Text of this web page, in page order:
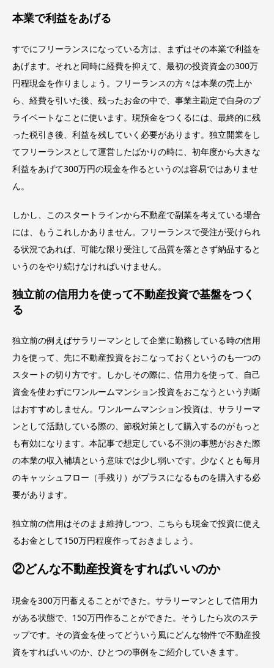
本業で利益をあげる
すでにフリーランスになっている方は、まずはその本業で利益を
あげます。それと同時に経費を抑えて、最初の投資資金の300万
円程現金を作りましょう。フリーランスの方々は本業の売上か
ら、経費を引いた後、残ったお金の中で、事業主勘定で自身のプ
ライベートなことに使います。現預金をつくるには、最終的に残
った税引き後、利益を残していく必要があります。独立開業をし
てフリーランスとして運営したばかりの時に、初年度から大きな
利益をあげて300万円の現金を作るというのは容易ではありませ
ん。
しかし、このスタートラインから不動産で副業を考えている場合
には、もうこれしかありません。フリーランスで受注が受けられ
る状況であれば、可能な限り受注して品質を落とさず納品すると
いうのをやり続けなければいけません。
独立前の信用力を使って不動産投資で基盤をつく
る
独立前の例えばサラリーマンとして企業に勤務している時の信用
力を使って、先に不動産投資をおこなっておくというのも一つの
スタートの切り方です。しかしその際に、信用力を使って、自己
資金を使わずにワンルームマンション投資をおこなうという判断
はおすすめしません。ワンルームマンション投資は、サラリーマ
ンとして活動している際の、節税対策として購入するのがもっと
も有効になります。本記事で想定している不測の事態がおきた際
の本業の収入補填という意味では少し弱いです。少なくとも毎月
のキャッシュフロー（手残り）がプラスになるものを購入する必
要があります。
独立前の信用はそのまま維持しつつ、こちらも現金で投資に使え
るお金として150万円程度作っておきましょう。
②どんな不動産投資をすればいいのか
現金を300万円蓄えることができた。サラリーマンとして信用力
がある状態で、150万円作ることができた。そうしたら次のステ
ップです。その資金を使ってどういう風にどんな物件で不動産投
資をすればいいのか、ひとつの事例をご紹介していきます。